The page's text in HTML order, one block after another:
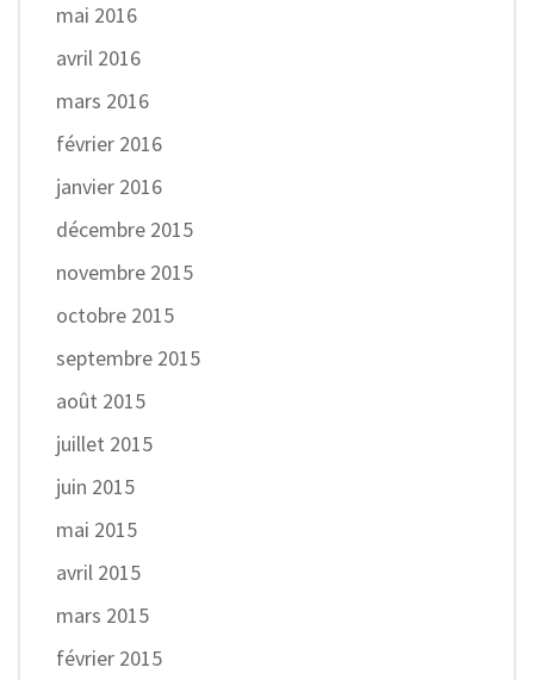
mai 2016
avril 2016
mars 2016
février 2016
janvier 2016
décembre 2015
novembre 2015
octobre 2015
septembre 2015
août 2015
juillet 2015
juin 2015
mai 2015
avril 2015
mars 2015
février 2015